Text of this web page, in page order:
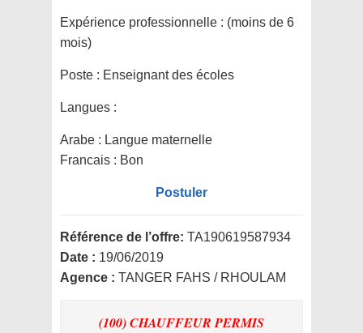
Expérience professionnelle : (moins de 6
mois)
Poste : Enseignant des écoles
Langues :
Arabe : Langue maternelle
Francais : Bon
Postuler
Référence de l’offre: TA190619587934
Date : 19/06/2019
Agence : TANGER FAHS / RHOULAM
(100) CHAUFFEUR PERMIS